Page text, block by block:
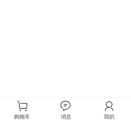
购物车 消息 我的